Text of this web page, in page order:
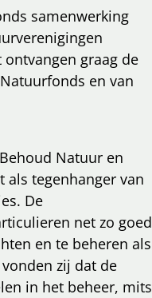
samenwerking
ontvangen graag de
en van
Natuur en
als tegenhanger van
De
net zo goed
en te beheren als
zij dat de
in het beheer, mits